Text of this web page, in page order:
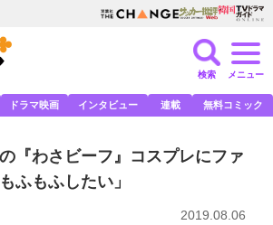
検索 メニュー
ドラマ映画 インタビュー 連載 無料コミック
『わさビーフ』コスプレにファ
ふもふしたい」
2019.08.06